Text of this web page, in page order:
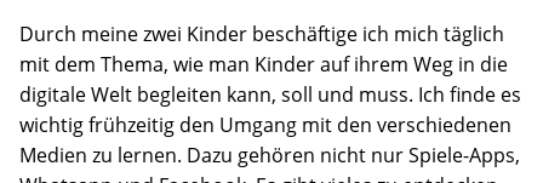
Durch meine zwei Kinder beschäftige ich mich täglich
mit dem Thema, wie man Kinder auf ihrem Weg in die
digitale Welt begleiten kann, soll und muss. Ich finde es
wichtig frühzeitig den Umgang mit den verschiedenen
Medien zu lernen. Dazu gehören nicht nur Spiele-Apps,